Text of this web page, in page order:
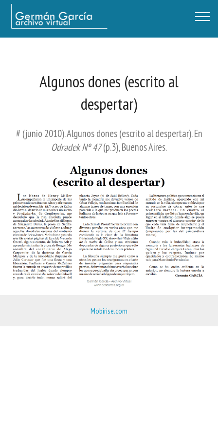
Germán García - Archivo Virtual / Centro Descartes, Buenos Aires
Algunos dones (escrito al
despertar)
# (junio 2010). Algunos dones (escrito al despertar). En
Odradek Nº 47(p.3), Buenos Aires.
Mobirise.com